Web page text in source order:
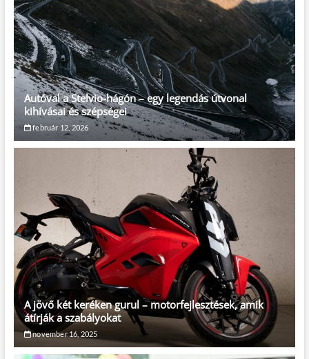
Autóval a Stelvio-hágón – egy legendás útvonal
kihívásai és szépségei
február 12, 2026
A jövő két keréken gurul – motorfejlesztések, amik
átírják a szabályokat
november 16, 2025